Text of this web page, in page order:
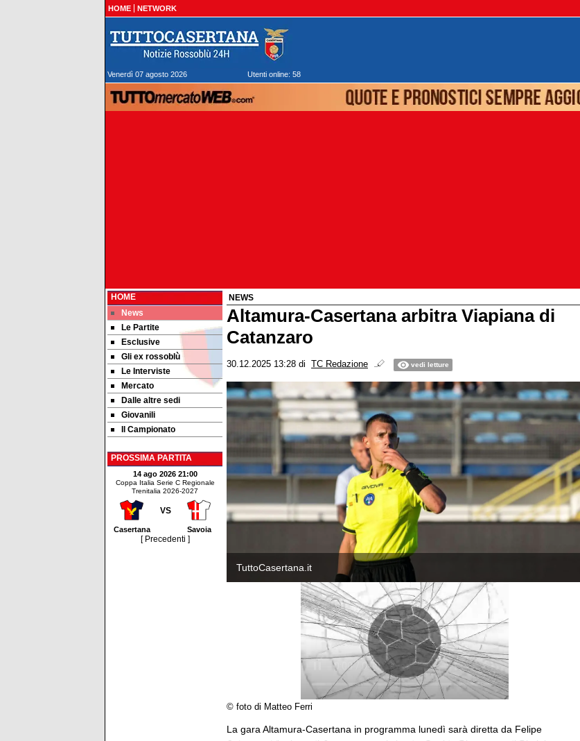
HOME NETWORK
Venerdì 07 agosto 2026 Utenti online: 58
HOME
News
Le Partite
Esclusive
Gli ex rossoblù
Le Interviste
Mercato
Dalle altre sedi
Giovanili
Il Campionato
PROSSIMA PARTITA
14 ago 2026 21:00
Coppa Italia Serie C Regionale
Trenitalia 2026-2027
VS
Casertana Savoia
[ Precedenti ]
NEWS
Altamura-Casertana arbitra Viapiana di
Catanzaro
30.12.2025 13:28 di TC Redazione vedi letture
TuttoCasertana.it
© foto di Matteo Ferri
La gara Altamura-Casertana in programma lunedì sarà diretta da Felipe